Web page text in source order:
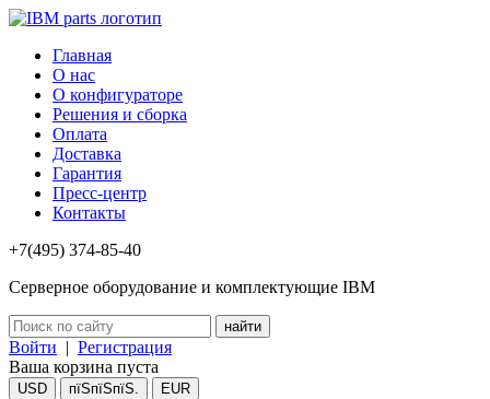
Главная
О нас
О конфигураторе
Решения и сборка
Оплата
Доставка
Гарантия
Пресс-центр
Контакты
+7(495) 374-85-40
Серверное оборудование и комплектующие IBM
Войти | Регистрация
Ваша корзина пуста
USD пїЅпїЅпїЅ. EUR